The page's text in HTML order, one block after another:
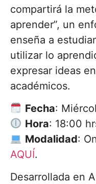
compartirá la
aprender”, un
enseña a
utilizar lo
expresar ideas
académicos.
Fecha:
Hora: 18:00
Modalidad:
AQUÍ.
Desarrollada en